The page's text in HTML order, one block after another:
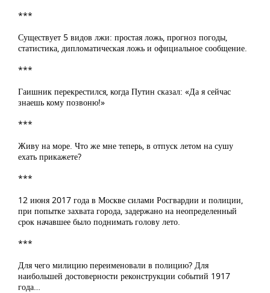
***
Существует 5 видов лжи: простая ложь, прогноз погоды,
статистика, дипломатическая ложь и официальное сообщение.
***
Гаишник перекрестился, когда Путин сказал: «Да я сейчас
знаешь кому позвоню!»
***
Живу на море. Что же мне теперь, в отпуск летом на сушу
ехать прикажете?
***
12 июня 2017 года в Москве силами Росгвардии и полиции,
при попытке захвата города, задержано на неопределенный
срок начавшее было поднимать голову лето.
***
Для чего милицию переименовали в полицию? Для
наибольшей достоверности реконструкции событий 1917
года…